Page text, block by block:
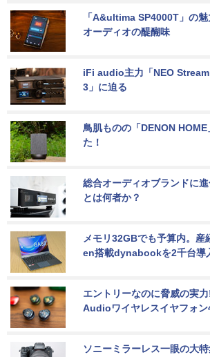
「A&ultima SP4000T」の
オーディオの醍醐味
iFi audio主力「NEO
3」に迫る
鳥肌ものの「DENON
た！
総合オーディオブランドに
とは何者か？
メモリ32GBでも予算内。
en搭載dynabookを2千台導
エントリーなのに脅威の実
Audioワイヤレスイヤフォン
ソニーミラーレス一眼の大